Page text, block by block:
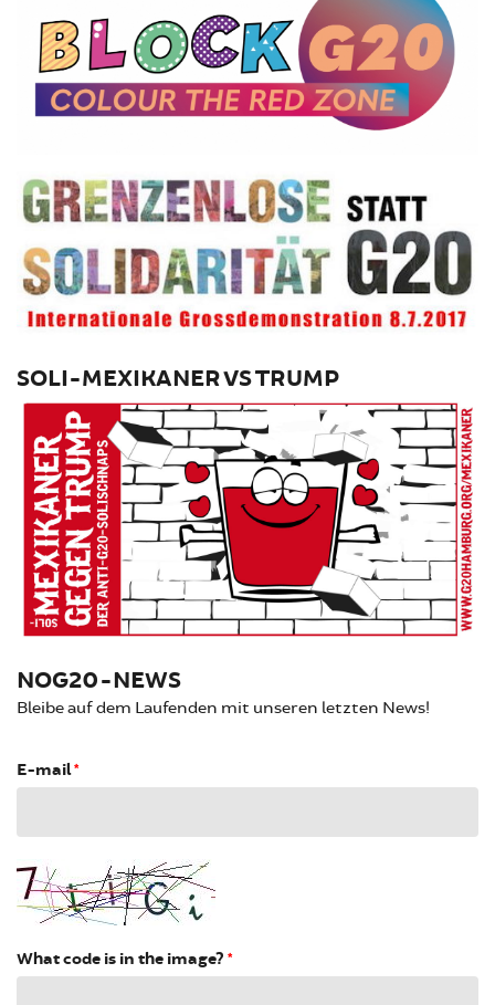
SOLI-MEXIKANER VS TRUMP
NOG20-NEWS
Bleibe auf dem Laufenden mit unseren letzten News!
E-mail*
What code is in the image? *